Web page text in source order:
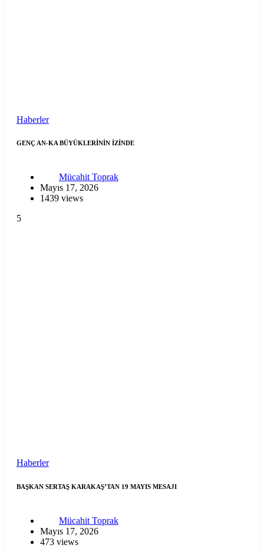
Haberler
GENÇ AN-KA BÜYÜKLERİNİN İZİNDE
Mücahit Toprak
Mayıs 17, 2026
1439 views
5
Haberler
BAŞKAN SERTAŞ KARAKAŞ’TAN 19 MAYIS MESAJI
Mücahit Toprak
Mayıs 17, 2026
473 views